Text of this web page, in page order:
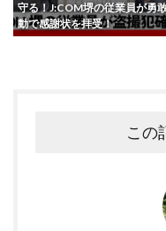
守る！J:COM堺の従業員が勇
動で感謝状を拝受！
この